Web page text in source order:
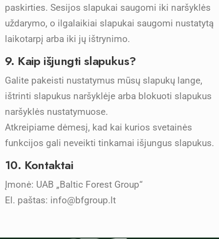
paskirties. Sesijos slapukai saugomi iki naršyklės
uždarymo, o ilgalaikiai slapukai saugomi nustatytą
laikotarpį arba iki jų ištrynimo.
9. Kaip išjungti slapukus?
Galite pakeisti nustatymus mūsų slapukų lange,
ištrinti slapukus naršyklėje arba blokuoti slapukus
naršyklės nustatymuose.
Atkreipiame dėmesį, kad kai kurios svetainės
funkcijos gali neveikti tinkamai išjungus slapukus.
10. Kontaktai
Įmonė: UAB „Baltic Forest Group“
El. paštas: info@bfgroup.lt